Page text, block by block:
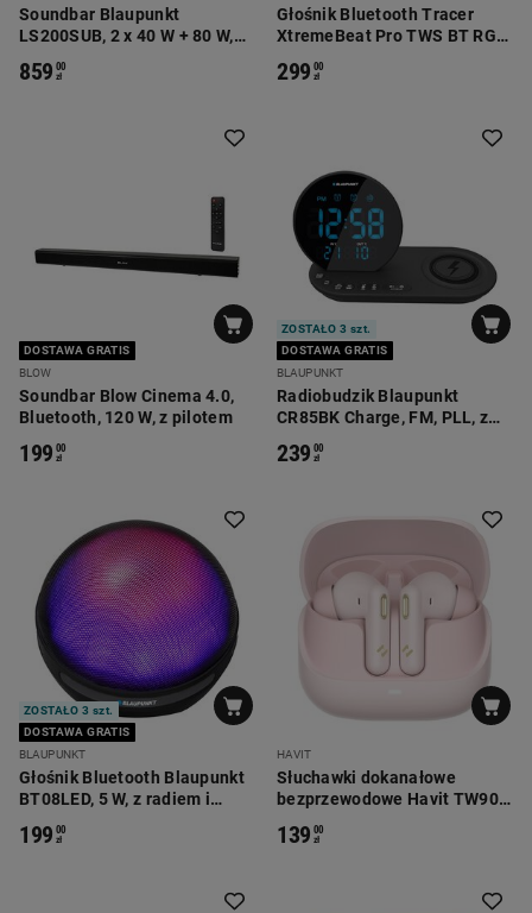
Soundbar Blaupunkt
LS200SUB, 2 x 40 W + 80 W,
859 00
zł
Głośnik Bluetooth Tracer
XtremeBeat Pro TWS BT RGB,
299 00
zł
DOSTAWA GRATIS
BLOW
Soundbar Blow Cinema 4.0,
Bluetooth, 120 W, z pilotem
199 00
zł
ZOSTAŁO 3 szt.
DOSTAWA GRATIS
BLAUPUNKT
Radiobudzik Blaupunkt
CR85BK Charge, FM, PLL, z
239 00
zł
ZOSTAŁO 3 szt.
DOSTAWA GRATIS
BLAUPUNKT
Głośnik Bluetooth Blaupunkt
BT08LED, 5 W, z radiem i
199 00
zł
HAVIT
Słuchawki dokanałowe
bezprzewodowe Havit TW906
139 00
zł